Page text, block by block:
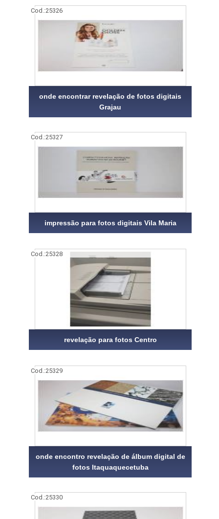
Cod.:25326
onde encontrar revelação de fotos digitais
Grajau
Cod.:25327
impressão para fotos digitais Vila Maria
Cod.:25328
revelação para fotos Centro
Cod.:25329
onde encontro revelação de álbum digital de
fotos Itaquaquecetuba
Cod.:25330